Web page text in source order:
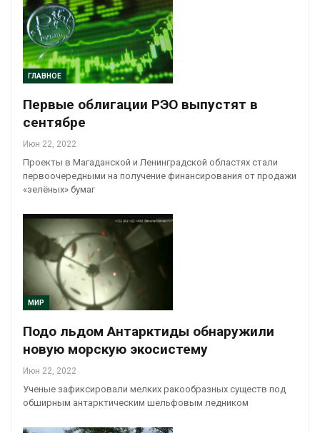
ГЛАВНОЕ
Первые облигации РЭО выпустят в
сентябре
Июн 22, 2022
Проекты в Магаданской и Ленинградской областях стали
первоочередными на получение финансирования от продажи
«зелёных» бумаг
МИР
Подо льдом Антарктиды обнаружили
новую морскую экосистему
Июн 22, 2022
Ученые зафиксировали мелких ракообразных существ под
обширным антарктическим шельфовым ледником